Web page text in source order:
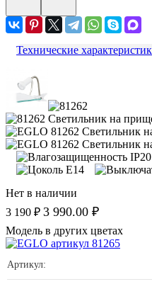
Технические
Нет в наличии
3 190 ₽ 3 990.00 ₽
Модель в других цветах
Артикул: